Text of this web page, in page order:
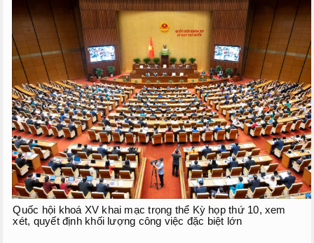
Quốc hội khoá XV khai mạc trọng thể Kỳ họp thứ 10, xem
xét, quyết định khối lượng công việc đặc biệt lớn